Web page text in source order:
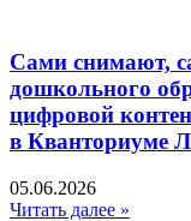
Сами снимают,
дошкольного
цифровой
в Кванториуме
05.06.2026
Читать далее »